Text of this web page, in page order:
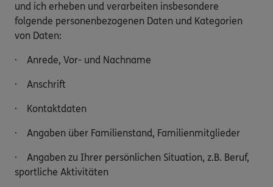
und ich erheben und verarbeiten insbesondere
folgende personenbezogenen Daten und Kategorien
von Daten:
· Anrede, Vor- und Nachname
· Anschrift
· Kontaktdaten
· Angaben über Familienstand, Familienmitglieder
· Angaben zu Ihrer persönlichen Situation, z.B. Beruf,
sportliche Aktivitäten